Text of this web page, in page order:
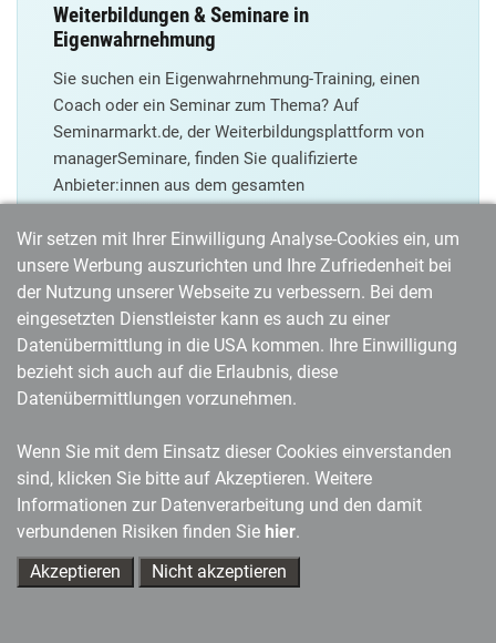
Weiterbildungen & Seminare in
Eigenwahrnehmung
Sie suchen ein Eigenwahrnehmung-Training, einen
Coach oder ein Seminar zum Thema? Auf
Seminarmarkt.de, der Weiterbildungsplattform von
managerSeminare, finden Sie qualifizierte
Anbieter:innen aus dem gesamten
Seminare auf Seminarmarkt.de finden
Newsletter
Führung
Wir setzen mit Ihrer Einwilligung Analyse-Cookies ein, um
unsere Werbung auszurichten und Ihre Zufriedenheit bei
der Nutzung unserer Webseite zu verbessern. Bei dem
eingesetzten Dienstleister kann es auch zu einer
Datenübermittlung in die USA kommen. Ihre Einwilligung
bezieht sich auch auf die Erlaubnis, diese
Datenübermittlungen vorzunehmen.
Wenn Sie mit dem Einsatz dieser Cookies einverstanden
sind, klicken Sie bitte auf Akzeptieren. Weitere
Informationen zur Datenverarbeitung und den damit
verbundenen Risiken finden Sie hier.
Akzeptieren
Nicht akzeptieren